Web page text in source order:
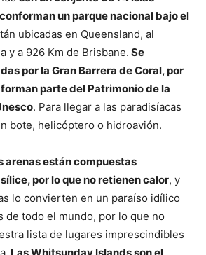
un parque nacional bajo el
ubicadas en Queensland, al
y a 926 Km de Brisbane. Se
por la Gran Barrera de Coral, por
parte del Patrimonio de la
. Para llegar a las paradisíacas
bote, helicóptero o hidroavión.
arenas están compuestas
por lo que no retienen calor, y
lo convierten en un paraíso idílico
de todo el mundo, por lo que no
lista de lugares imprescindibles
Las Whitsunday Islands son el